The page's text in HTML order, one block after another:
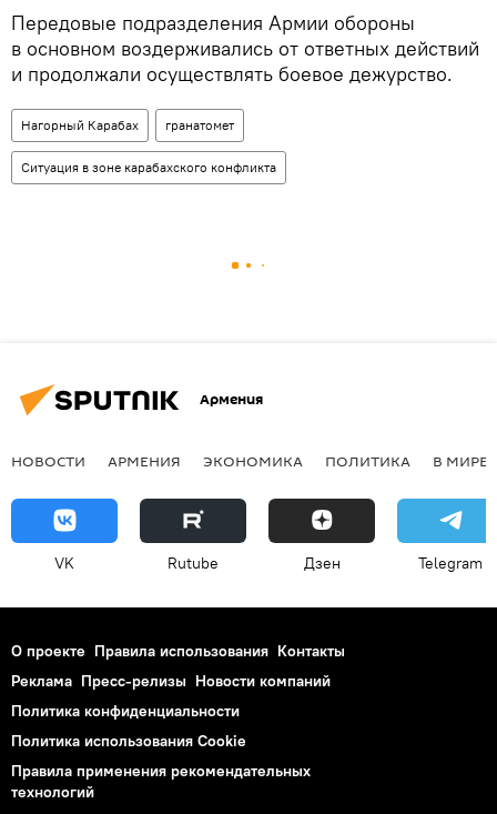
Передовые подразделения Армии обороны
в основном воздерживались от ответных действий
и продолжали осуществлять боевое дежурство.
Нагорный Карабах гранатомет
Ситуация в зоне карабахского конфликта
Армения
НОВОСТИ АРМЕНИЯ ЭКОНОМИКА ПОЛИТИКА В МИРЕ
VK Rutube Дзен Telegram
О проекте Правила использования Контакты
Реклама Пресс-релизы Новости компаний
Политика конфиденциальности
Политика использования Cookie
Правила применения рекомендательных
технологий